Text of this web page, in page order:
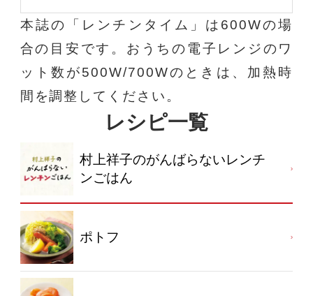
本誌の「レンチンタイム」は600Wの場
合の目安です。おうちの電子レンジのワ
ット数が500W/700Wのときは、加熱時
間を調整してください。
レシピ一覧
村上祥子のがんばらないレンチ
ンごはん
ポトフ